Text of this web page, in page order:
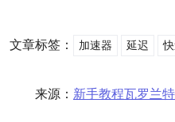
文章标签： 加速器 延迟
来源： 新手教程瓦罗兰